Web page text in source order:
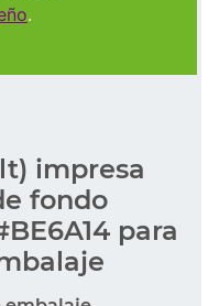
.
impresa
fondo
para